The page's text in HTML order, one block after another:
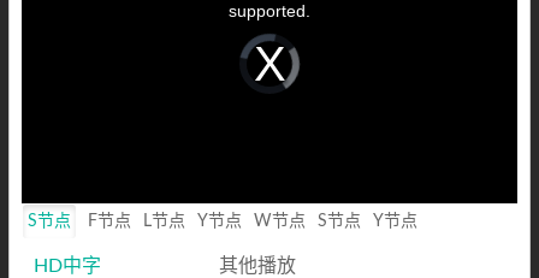
Video
Player
loading.
supported.
S节点 F节点 L节点 Y节点 W节点 S节点 Y节点
HD中字 其他播放